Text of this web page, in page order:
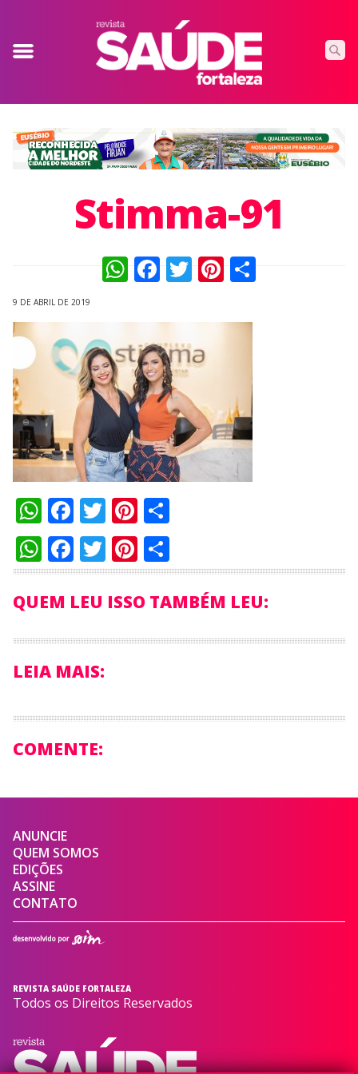
Stimma-91
WhatsApp
Facebook
TwitterPinterest
9 DE ABRIL DE 2019
WhatsApp
Facebook
Twitter
Pinterest
Compartilhar
WhatsApp
Facebook
Twitter
Pinterest
Compartilhar
QUEM LEU ISSO TAMBÉM LEU:
LEIA MAIS:
COMENTE:
ANUNCIE
QUEM SOMOS
EDIÇÕES
ASSINE
CONTATO
REVISTA SAÚDE FORTALEZA
Todos os Direitos Reservados